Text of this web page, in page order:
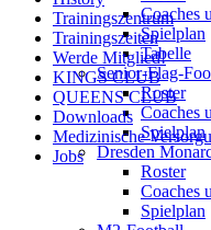
Coaches
Spielplan
Tabelle
Senior-Flag-
Roster
Coaches
Spielplan
Dresden
Roster
Coaches
Spielplan
Trainingszentrum
Trainingszeiten
Werde Mitglied!
KINGS CLUB
QUEENS CLUB
Downloads
Medizinische
Jobs